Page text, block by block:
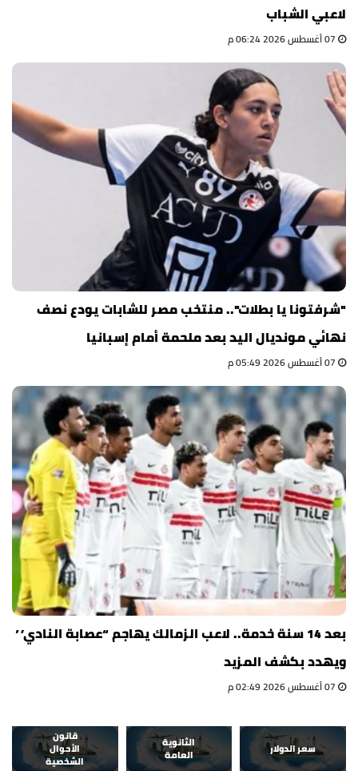
لاعبي الشباب
"شرفتونا يا بطلات".. منتخب مصر للشابات يودع نصف
نهائي مونديال اليد بعد ملحمة أمام إسبانيا
بعد 14 سنة خدمة.. لاعب الزمالك يهاجم “عصابة النادي”
ويهدد بكشف المزيد
سعر الدولار
الثانوية
العامة
قانون
الأحوال
الشخصية